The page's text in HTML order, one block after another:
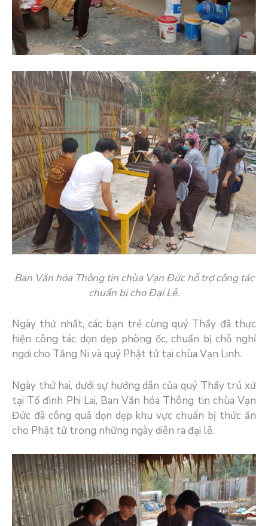
Ban Văn hóa Thông tin chùa Vạn Đức hỗ trợ công tác
chuẩn bị cho Đại Lễ.
Ngày thứ nhất, các bạn trẻ cùng quý Thầy đã thực
hiện công tác dọn dẹp phòng ốc, chuẩn bị chỗ nghỉ
ngơi cho Tăng Ni và quý Phật tử tại chùa Vạn Linh.
Ngày thứ hai, dưới sự hướng dẫn của quý Thầy trú xứ
tại Tổ đình Phi Lai, Ban Văn hóa Thông tin chùa Vạn
Đức đã công quả dọn dẹp khu vực chuẩn bị thức ăn
cho Phật tử trong những ngày diễn ra đại lễ.